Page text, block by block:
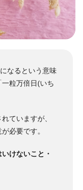
なるという意味
粒万倍日(いち
ていますが、
必要です。
けないこと・